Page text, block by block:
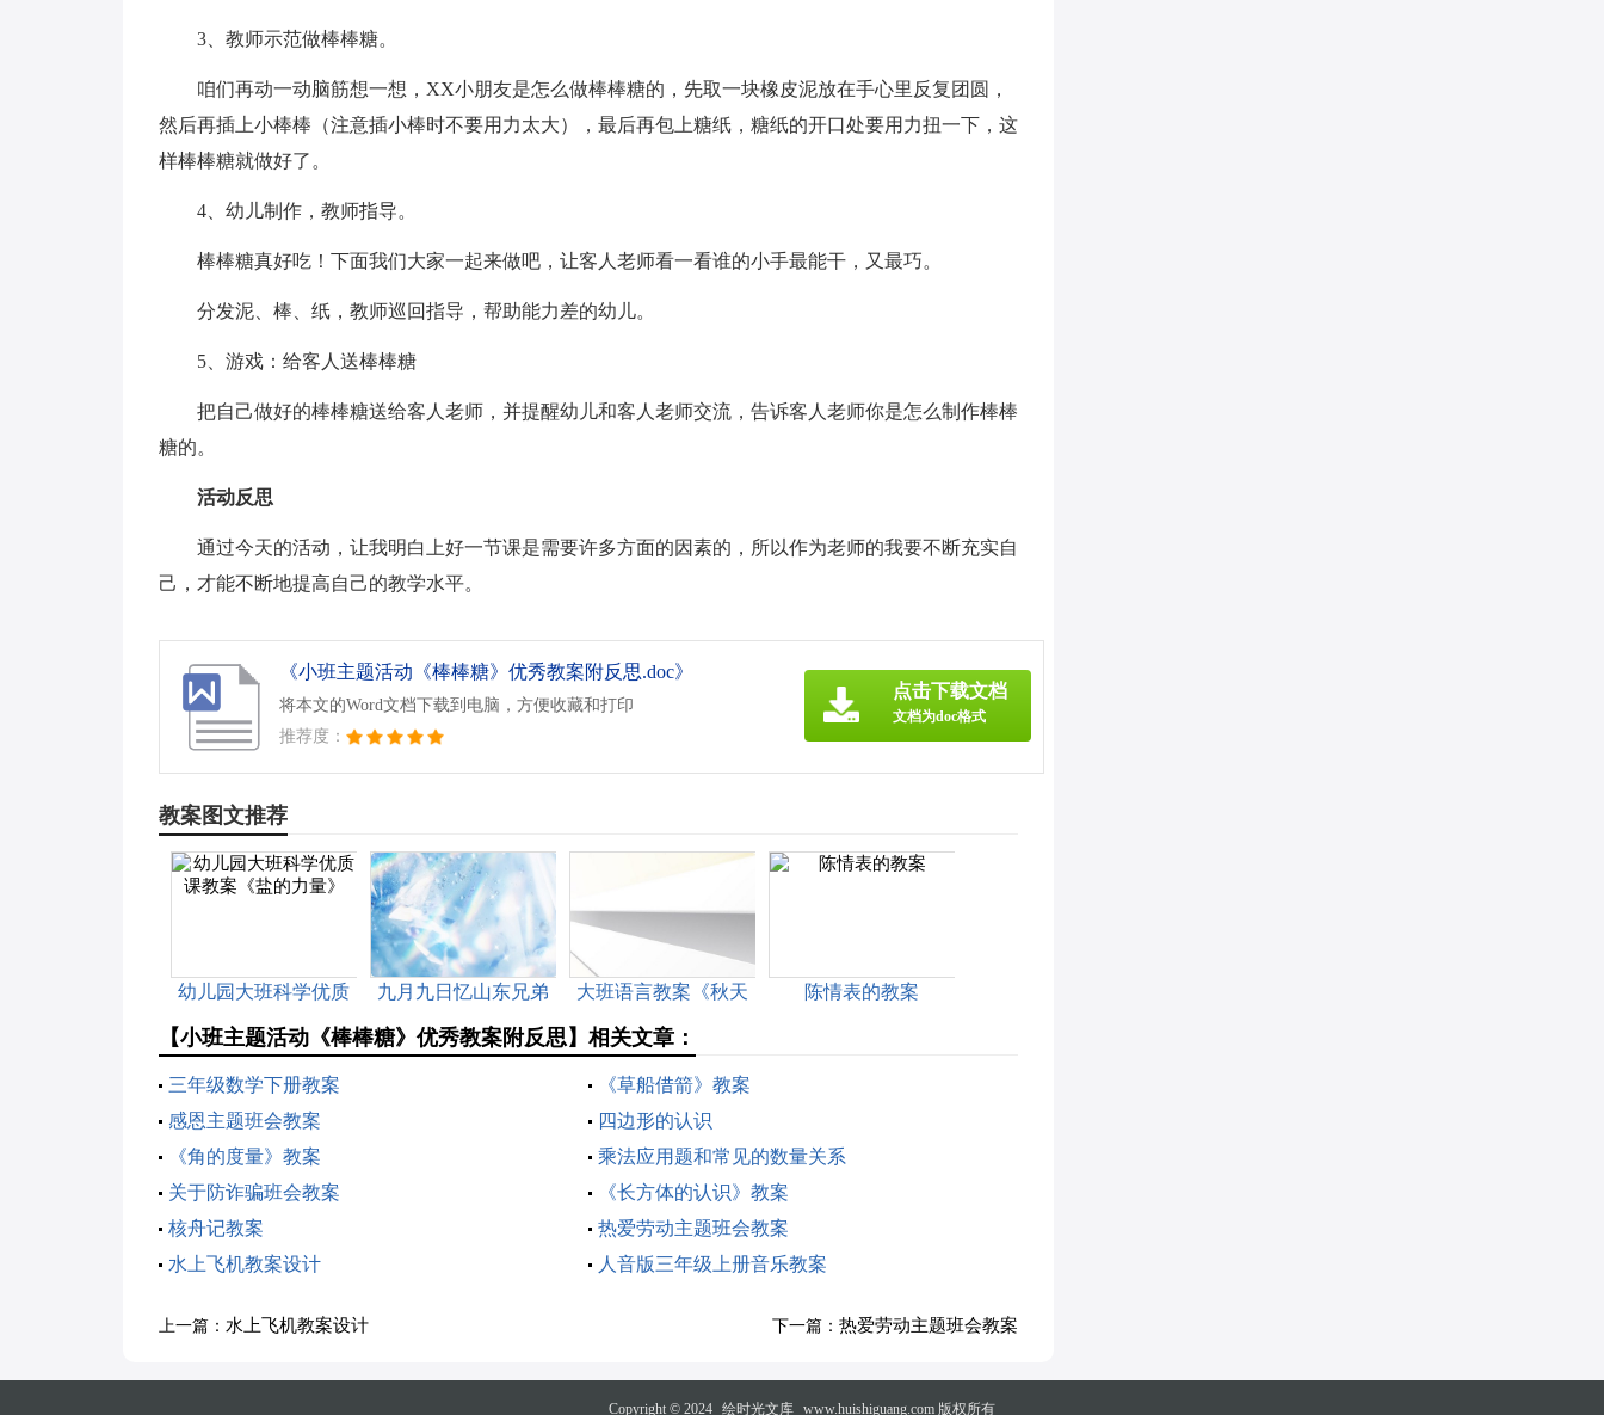
3、教师示范做棒棒糖。
咱们再动一动脑筋想一想，XX小朋友是怎么做棒棒糖的，先取一块橡皮泥放在手心里反复团圆，
然后再插上小棒棒（注意插小棒时不要用力太大），最后再包上糖纸，糖纸的开口处要用力扭一下，这
样棒棒糖就做好了。
4、幼儿制作，教师指导。
棒棒糖真好吃！下面我们大家一起来做吧，让客人老师看一看谁的小手最能干，又最巧。
分发泥、棒、纸，教师巡回指导，帮助能力差的幼儿。
5、游戏：给客人送棒棒糖
把自己做好的棒棒糖送给客人老师，并提醒幼儿和客人老师交流，告诉客人老师你是怎么制作棒棒
糖的。
活动反思
通过今天的活动，让我明白上好一节课是需要许多方面的因素的，所以作为老师的我要不断充实自
己，才能不断地提高自己的教学水平。
《小班主题活动《棒棒糖》优秀教案附反思.doc》
将本文的Word文档下载到电脑，方便收藏和打印
推荐度：
点击下载文档
文档为doc格式
教案图文推荐
幼儿园大班科学优质
九月九日忆山东兄弟
大班语言教案《秋天
陈情表的教案
【小班主题活动《棒棒糖》优秀教案附反思】相关文章：
三年级数学下册教案
《草船借箭》教案
感恩主题班会教案
四边形的认识
《角的度量》教案
乘法应用题和常见的数量关系
关于防诈骗班会教案
《长方体的认识》教案
核舟记教案
热爱劳动主题班会教案
水上飞机教案设计
人音版三年级上册音乐教案
上一篇： 水上飞机教案设计 下一篇： 热爱劳动主题班会教案
Copyright © 2024 绘时光文库 www.huishiguang.com 版权所有